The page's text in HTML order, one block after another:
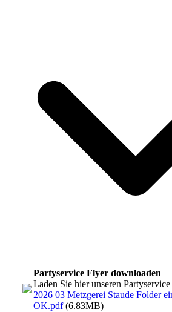
Partyservice Flyer downloaden
Laden Sie hier unseren
2026 03 Metzgerei Staude Folder
OK.pdf(6.83MB)